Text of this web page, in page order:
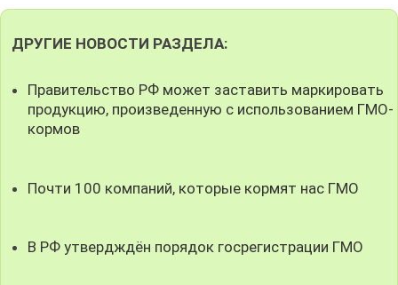
ДРУГИЕ НОВОСТИ РАЗДЕЛА:
Правительство РФ может заставить маркировать
продукцию, произведенную с использованием ГМО-
кормов
Почти 100 компаний, которые кормят нас ГМО
В РФ утвердждён порядок госрегистрации ГМО